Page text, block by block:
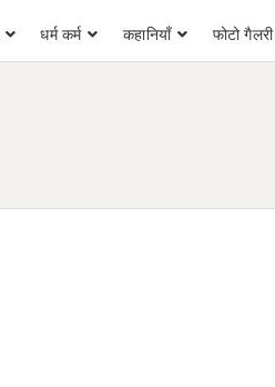
धर्म कर्म कहानियाँ फोटो गैलरी